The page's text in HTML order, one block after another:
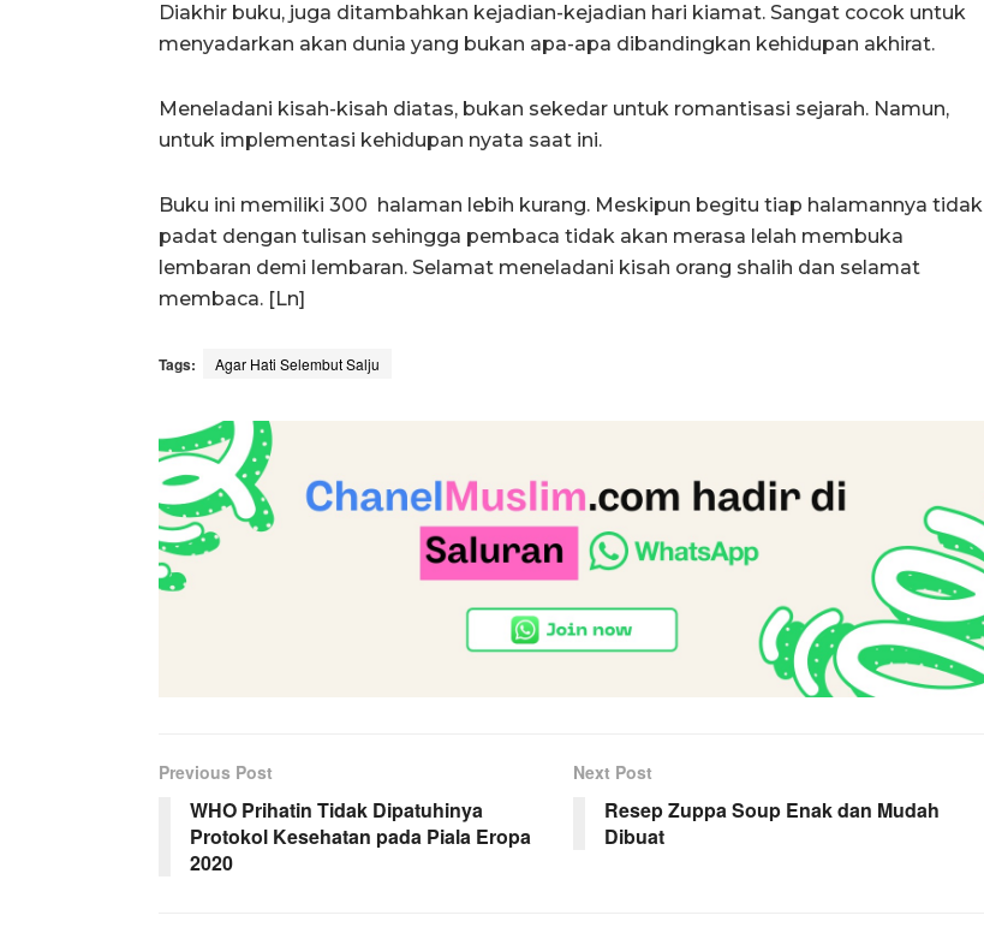
Diakhir buku, juga ditambahkan kejadian-kejadian hari kiamat. Sangat cocok untuk
menyadarkan akan dunia yang bukan apa-apa dibandingkan kehidupan akhirat.
Meneladani kisah-kisah diatas, bukan sekedar untuk romantisasi sejarah. Namun,
untuk implementasi kehidupan nyata saat ini.
Buku ini memiliki 300 halaman lebih kurang. Meskipun begitu tiap halamannya tidak
padat dengan tulisan sehingga pembaca tidak akan merasa lelah membuka
lembaran demi lembaran. Selamat meneladani kisah orang shalih dan selamat
membaca. [Ln]
Tags: Agar Hati Selembut Salju
Previous Post
WHO Prihatin Tidak Dipatuhinya
Protokol Kesehatan pada Piala Eropa
2020
Next Post
Resep Zuppa Soup Enak dan Mudah
Dibuat